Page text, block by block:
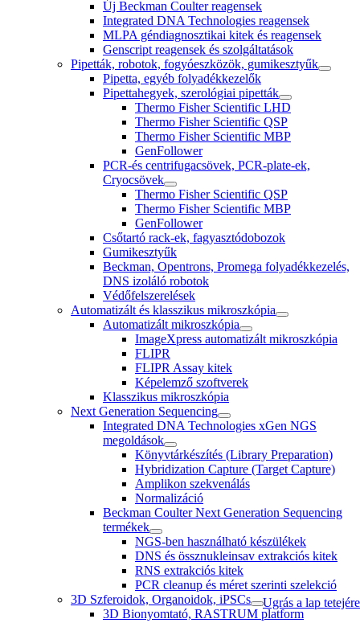
Új Beckman Coulter reagensek
Integrated DNA Technologies reagensek
MLPA géndiagnosztikai kitek és reagensek
Genscript reagensek és szolgáltatások
Pipetták, robotok, fogyóeszközök, gumikesztyűk
Pipetta, egyéb folyadékkezelők
Pipettahegyek, szerológiai pipetták
Thermo Fisher Scientific LHD
Thermo Fisher Scientific QSP
Thermo Fisher Scientific MBP
GenFollower
PCR-és centrifugacsövek, PCR-plate-ek,
Cryocsövek
Thermo Fisher Scientific QSP
Thermo Fisher Scientific MBP
GenFollower
Csőtartó rack-ek, fagyasztódobozok
Gumikesztyűk
Beckman, Opentrons, Promega folyadékkezelés,
DNS izoláló robotok
Védőfelszerelések
Automatizált és klasszikus mikroszkópia
Automatizált mikroszkópia
ImageXpress automatizált mikroszkópia
FLIPR
FLIPR Assay kitek
Képelemző szoftverek
Klasszikus mikroszkópia
Next Generation Sequencing
Integrated DNA Technologies xGen NGS
megoldások
Könyvtárkészítés (Library Preparation)
Hybridization Capture (Target Capture)
Amplikon szekvenálás
Normalizáció
Beckman Coulter Next Generation Sequencing
termékek
NGS-ben használható készülékek
DNS és össznukleinsav extrakciós kitek
RNS extrakciós kitek
PCR cleanup és méret szerinti szelekció
3D Szferoidok, Organoidok, iPSCs
3D Bionyomtató, RASTRUM platform
Ugrás a lap tetejére